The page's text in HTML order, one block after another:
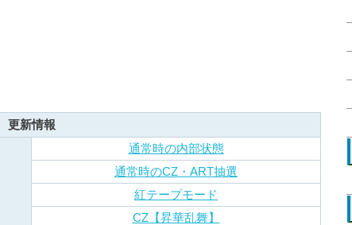
更新情報
通常時の内部状態
通常時のCZ・ART抽選
紅テープモード
CZ【昇華乱舞】